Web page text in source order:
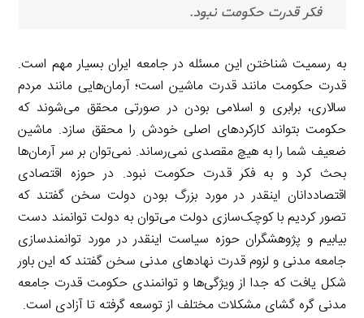
فکر قدرت حکومت نبود.
به رسمیت شناختن این مسئله در جامعه ایران بسیار مهم است.
قدرت حکومت مانند قدرت ماشین است؛ آرمان‌هایی مانند مردم
سالاری، برابری و اسلامی بودن در صورتی محقق می‌شوند که
حکومت بتواند کارکردهای اصلی خودش را محقق سازد. ماشین
ضعیف شما را به هیچ مقصدی نمی‌رساند. نمی‌توان بر سر آرمان‌ها
بحث کرد و به فکر قدرت حکومت نبود. در حوزه اقتصادی
اقتصاددانان اینقدر در مورد بزرگ بودن دولت سخن گفتند که
تصور کردیم با کوچک‌سازی دولت می‌توان به دولت توانمند دست
بیابیم و پژوهشگران حوزه سیاست اینقدر در مورد توانمندسازی
جامعه مدنی و لزوم قدرت نهادهای مدنی سخن گفتند که این باور
شکل یافت که جدا از ویژگی‌ها و توانمندی حکومت قدرت جامعه
مدنی گره گشای مشکلات مختلف از توسعه گرفته تا آزادی است.